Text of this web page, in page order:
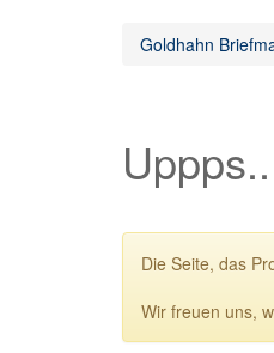
Goldhahn
Die Seite, das
Wir freuen uns,